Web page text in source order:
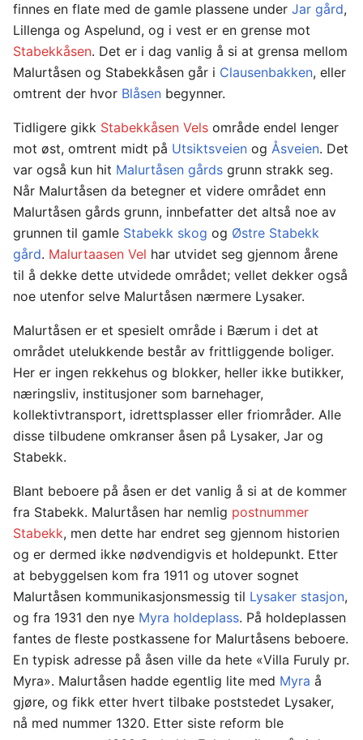
finnes en flate med de gamle plassene under Jar gård,
Lillenga og Aspelund, og i vest er en grense mot
Stabekkåsen. Det er i dag vanlig å si at grensa mellom
Malurtåsen og Stabekkåsen går i Clausenbakken, eller
omtrent der hvor Blåsen begynner.
Tidligere gikk Stabekkåsen Vels område endel lenger
mot øst, omtrent midt på Utsiktsveien og Åsveien. Det
var også kun hit Malurtåsen gårds grunn strakk seg.
Når Malurtåsen da betegner et videre området enn
Malurtåsen gårds grunn, innbefatter det altså noe av
grunnen til gamle Stabekk skog og Østre Stabekk
gård. Malurtaasen Vel har utvidet seg gjennom årene
til å dekke dette utvidede området; vellet dekker også
noe utenfor selve Malurtåsen nærmere Lysaker.
Malurtåsen er et spesielt område i Bærum i det at
området utelukkende består av frittliggende boliger.
Her er ingen rekkehus og blokker, heller ikke butikker,
næringsliv, institusjoner som barnehager,
kollektivtransport, idrettsplasser eller friområder. Alle
disse tilbudene omkranser åsen på Lysaker, Jar og
Stabekk.
Blant beboere på åsen er det vanlig å si at de kommer
fra Stabekk. Malurtåsen har nemlig postnummer
Stabekk, men dette har endret seg gjennom historien
og er dermed ikke nødvendigvis et holdepunkt. Etter
at bebyggelsen kom fra 1911 og utover sognet
Malurtåsen kommunikasjonsmessig til Lysaker stasjon,
og fra 1931 den nye Myra holdeplass. På holdeplassen
fantes de fleste postkassene for Malurtåsens beboere.
En typisk adresse på åsen ville da hete «Villa Furuly pr.
Myra». Malurtåsen hadde egentlig lite med Myra å
gjøre, og fikk etter hvert tilbake poststedet Lysaker,
nå med nummer 1320. Etter siste reform ble